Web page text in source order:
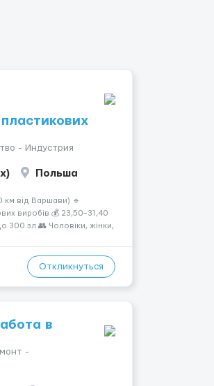
- Индустрия
Польша
км від Варшави) 🔹
виробів 💰 23,50–31,40
300 зл 👥 Чоловіки, жінки,
Откликнуться
в
-